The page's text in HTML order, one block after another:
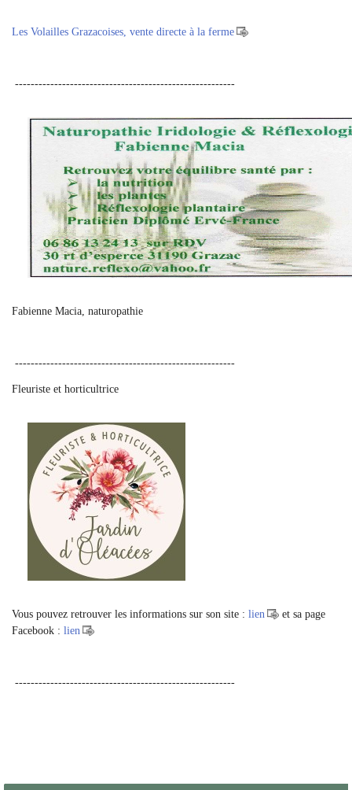
Les Volailles Grazacoises, vente directe à la ferme
--------------------------------------------------------
Fabienne Macia, naturopathie
​ --------------------------------------------------------
Fleuriste et horticultrice
Vous pouvez retrouver les informations sur son site : lien
et sa page
Facebook : lien
--------------------------------------------------------